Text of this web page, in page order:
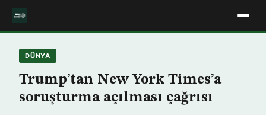
DÜNYA
Trump’tan New York Times’a
soruşturma açılması çağrısı